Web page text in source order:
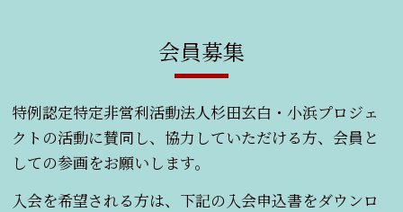
会員募集
特例認定特定非営利活動法人杉田玄白・小浜プロジェ
クトの活動に賛同し、協力していただける方、会員と
しての参画をお願いします。
入会を希望される方は、下記の入会申込書をダウンロ